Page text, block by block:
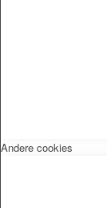
Andere cookies